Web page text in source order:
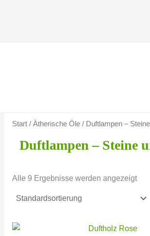
Start/ Ätherische Öle/ Duftlampen –
Duftlampen – Steine
Alle 9 Ergebnisse werden angezeigt